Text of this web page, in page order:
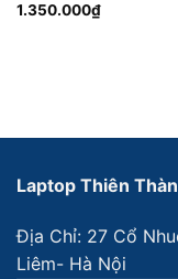
1.350.000₫
Laptop Thiên
Địa Chỉ: 27 Cổ
Liêm- Hà Nội